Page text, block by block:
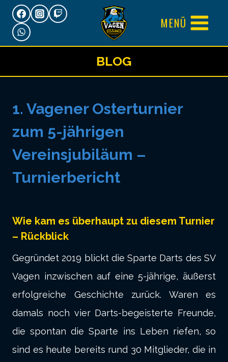
Zum
Inhalt
springen
MENÜ
BLOG
1. Vagener Osterturnier
zum 5-jährigen
Vereinsjubiläum –
Turnierbericht
Wie kam es überhaupt zu diesem Turnier
– Rückblick
Gegründet 2019 blickt die Sparte Darts des SV
Vagen inzwischen auf eine 5-jährige, äußerst
erfolgreiche Geschichte zurück. Waren es
damals noch vier Darts-begeisterte Freunde,
die spontan die Sparte ins Leben riefen, so
sind es heute bereits rund 30 Mitglieder, die in